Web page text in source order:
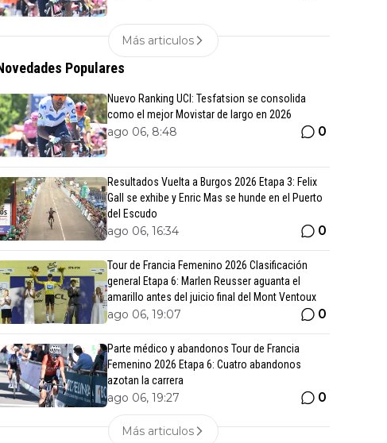
Más articulos
Populares
Nuevo Ranking UCI: Tesfatsion se consolida
como el mejor Movistar de largo en 2026
ago 06, 8:48 0
Resultados Vuelta a Burgos 2026 Etapa 3: Felix
Gall se exhibe y Enric Mas se hunde en el Puerto
del Escudo
ago 06, 16:34 0
Tour de Francia Femenino 2026 Clasificación
general Etapa 6: Marlen Reusser aguanta el
amarillo antes del juicio final del Mont Ventoux
ago 06, 19:07 0
Parte médico y abandonos Tour de Francia
Femenino 2026 Etapa 6: Cuatro abandonos
azotan la carrera
ago 06, 19:27 0
Más articulos